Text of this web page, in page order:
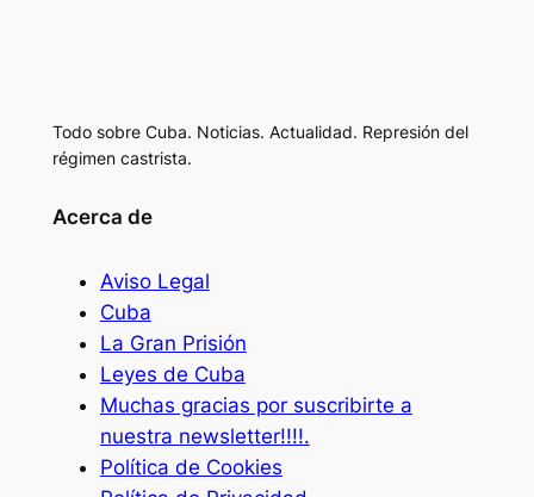
Todo sobre Cuba. Noticias. Actualidad. Represión del
régimen castrista.
Acerca de
Aviso Legal
Cuba
La Gran Prisión
Leyes de Cuba
Muchas gracias por suscribirte a
nuestra newsletter!!!!.
Política de Cookies